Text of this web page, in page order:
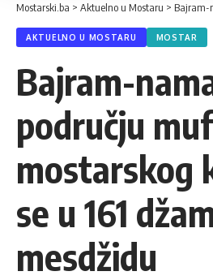
Mostarski.ba > Aktuelno u Mostaru > Bajram-namaz na
AKTUELNO U MOSTARU MOSTAR
Bajram-
području
mostarskog
se u 161
mesdžidu